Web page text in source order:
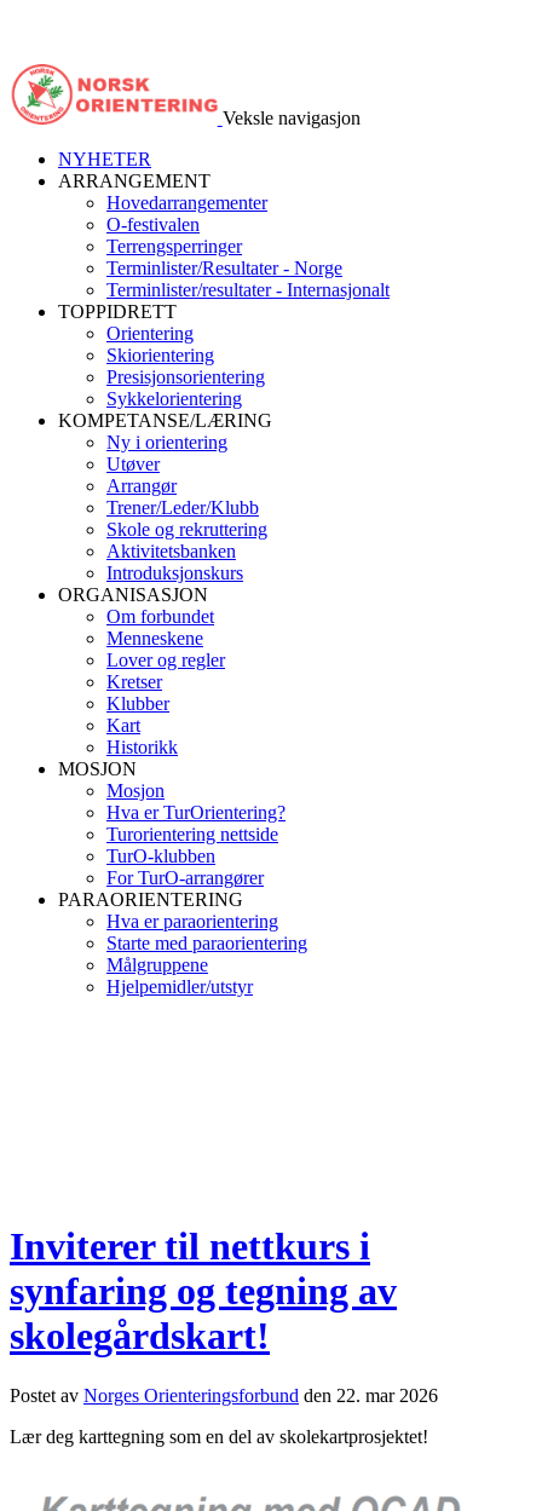
Veksle navigasjon
NYHETER
ARRANGEMENT
Hovedarrangementer
O-festivalen
Terrengsperringer
Terminlister/Resultater - Norge
Terminlister/resultater - Internasjonalt
TOPPIDRETT
Orientering
Skiorientering
Presisjonsorientering
Sykkelorientering
KOMPETANSE/LÆRING
Ny i orientering
Utøver
Arrangør
Trener/Leder/Klubb
Skole og rekruttering
Aktivitetsbanken
Introduksjonskurs
ORGANISASJON
Om forbundet
Menneskene
Lover og regler
Kretser
Klubber
Kart
Historikk
MOSJON
Mosjon
Hva er TurOrientering?
Turorientering nettside
TurO-klubben
For TurO-arrangører
PARAORIENTERING
Hva er paraorientering
Starte med paraorientering
Målgruppene
Hjelpemidler/utstyr
Inviterer til nettkurs i
synfaring og tegning av
skolegårdskart!
Postet av Norges Orienteringsforbund den 22. mar 2026
Lær deg karttegning som en del av skolekartprosjektet!